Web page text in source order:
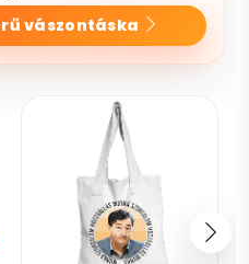
vászontáska